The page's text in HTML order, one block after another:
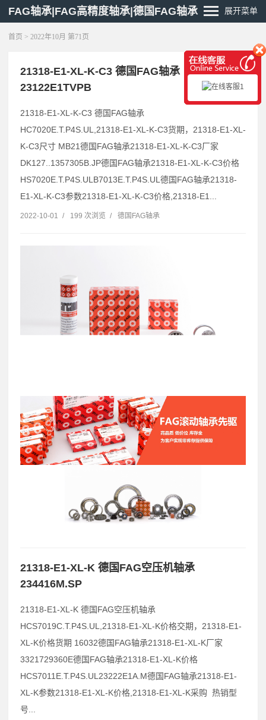
FAG轴承|FAG高精度轴承|德国FAG轴承 展开菜单
首页 > 2022年10月 第71页
21318-E1-XL-K-C3 德国FAG轴承
23122E1TVPB
21318-E1-XL-K-C3 德国FAG轴承
HC7020E.T.P4S.UL,21318-E1-XL-K-C3货期，21318-E1-XL-
K-C3尺寸 MB21德国FAG轴承21318-E1-XL-K-C3厂家
DK127..1357305B.JP德国FAG轴承21318-E1-XL-K-C3价格
HS7020E.T.P4S.ULB7013E.T.P4S.UL德国FAG轴承21318-
E1-XL-K-C3参数21318-E1-XL-K-C3价格,21318-E1...
2022-10-01 / 199 次浏览 / 德国FAG轴承
21318-E1-XL-K 德国FAG空压机轴承
234416M.SP
21318-E1-XL-K 德国FAG空压机轴承
HCS7019C.T.P4S.UL,21318-E1-XL-K价格交期，21318-E1-
XL-K价格货期 16032德国FAG轴承21318-E1-XL-K厂家
3321729360E德国FAG轴承21318-E1-XL-K价格
HCS7011E.T.P4S.UL23222E1A.M德国FAG轴承21318-E1-
XL-K参数21318-E1-XL-K价格,21318-E1-XL-K采购 热销型
号...